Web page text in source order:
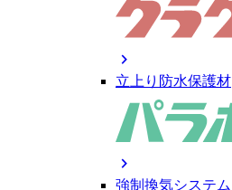
chevron_right
立上り防水保護材
chevron_right
強制換気システム